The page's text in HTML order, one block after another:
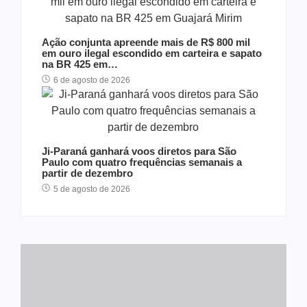
Ação conjunta apreende mais de R$ 800 mil
em ouro ilegal escondido em carteira e sapato
na BR 425 em…
6 de agosto de 2026
Ji-Paraná ganhará voos diretos para São
Paulo com quatro frequências semanais a
partir de dezembro
5 de agosto de 2026